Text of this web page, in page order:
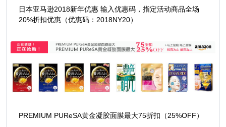
日本亚马逊2018新年优惠 输入优惠码，指定活动商品全场
20%折扣优惠（优惠码：2018NY20）
PREMIUM PUReSA黄金凝胶面膜最大75折扣（25%OFF）